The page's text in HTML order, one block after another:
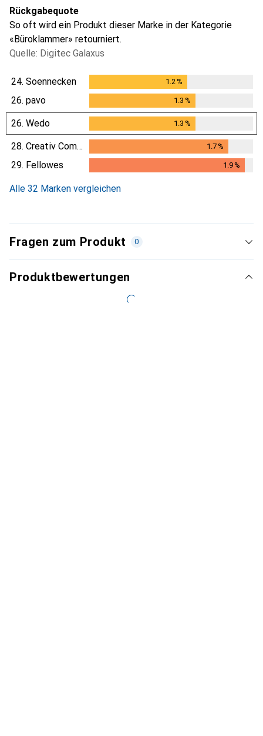
Rückgabequote
So oft wird ein Produkt dieser Marke in der Kategorie
«Büroklammer» retourniert.
Quelle: Digitec Galaxus
24. Soennecken 1.2 %
26. pavo 1.3 %
26. Wedo 1.3 %
28. Creativ Company 1.7%
1.7%
29. Fellowes 1.9%
Alle 32 Marken vergleichen
Fragen zum Produkt 0
Produktbewertungen